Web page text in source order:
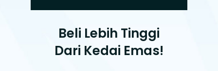
Beli Lebih Tinggi
Dari Kedai Emas!